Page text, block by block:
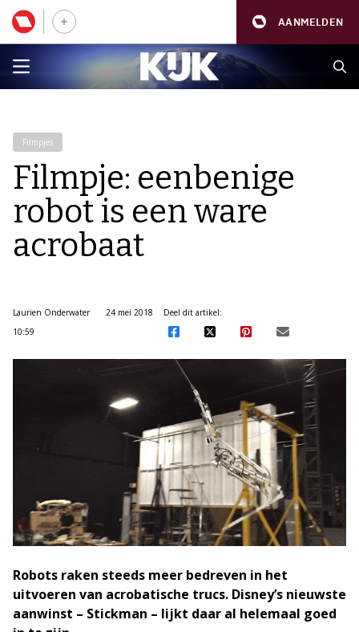
AANMELDEN
Filmpjes
Filmpje: eenbenige
robot is een ware
acrobaat
Laurien Onderwater
24 mei 2018
10:59
Deel dit artikel:
Robots raken steeds meer bedreven in het
uitvoeren van acrobatische trucs. Disney’s nieuwste
aanwinst – Stickman – lijkt daar al helemaal goed